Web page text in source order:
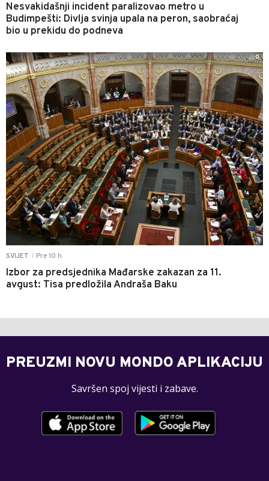
Nesvakidašnji incident paralizovao metro u
Budimpešti: Divlja svinja upala na peron, saobraćaj
bio u prekidu do podneva
SVIJET Pre 10 h
Izbor za predsjednika Mađarske zakazan za 11.
avgust: Tisa predložila Andraša Baku
0
PREUZMI NOVU MONDO APLIKACIJU
Savršen spoj vijesti i zabave.